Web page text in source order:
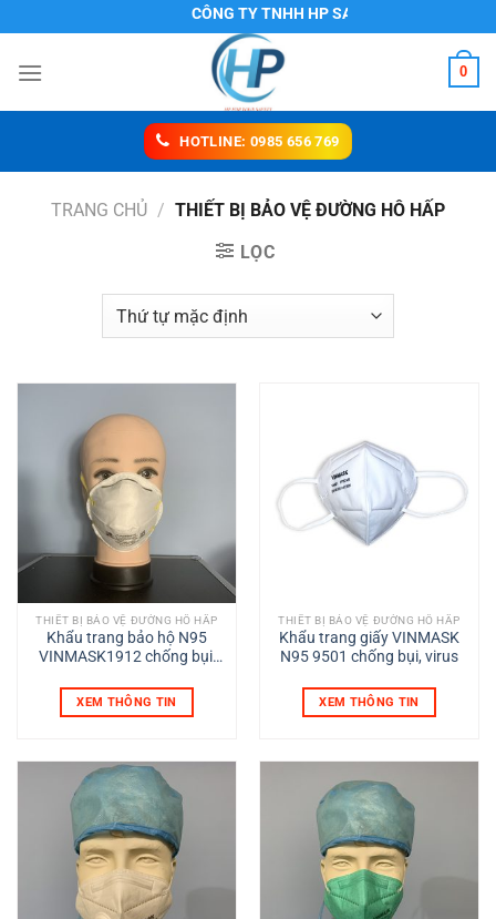
đến
nội
CÔNG TY TNHH HP SAFETY
0
HOTLINE: 0985 656 769
TRANG CHỦ / THIẾT BỊ BẢO VỆ ĐƯỜNG HÔ HẤP
LỌC
THIẾT BỊ BẢO VỆ ĐƯỜNG HÔ HẤP
Khẩu trang bảo hộ N95
VINMASK1912 chống bụi,
XEM THÔNG TIN
THIẾT BỊ BẢO VỆ ĐƯỜNG HÔ HẤP
Khẩu trang giấy VINMASK
N95 9501 chống bụi, virus
XEM THÔNG TIN